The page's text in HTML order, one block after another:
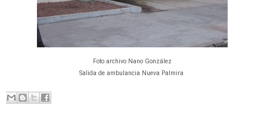
Foto archivo Nano González
Salida de ambulancia Nueva Palmira